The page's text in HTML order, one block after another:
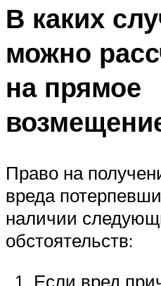
В каких
можно
на прямое
Право на
вреда
наличии
обстоятельств:
Если вред